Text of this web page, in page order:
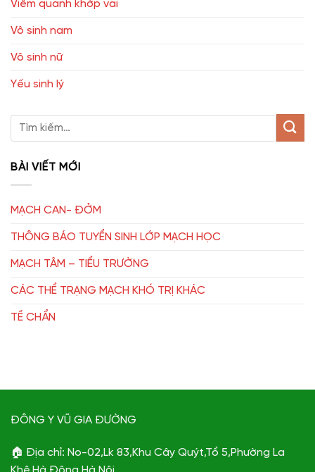
Viêm quanh khớp vai
Vô sinh nam
Vô sinh nữ
Yếu sinh lý
BÀI VIẾT MỚI
MẠCH CAN- ĐỞM
THÔNG BÁO TUYỂN SINH LỚP MẠCH HỌC
MẠCH TÂM – TIỂU TRƯỜNG
CÁC THỂ TRẠNG MẠCH KHÓ TRỊ KHÁC
TỀ CHẨN
ĐÔNG Y VŨ GIA ĐƯỜNG
🏠 Địa chỉ: No-02,Lk 83,Khu Cây Quýt,Tổ 5,Phường La